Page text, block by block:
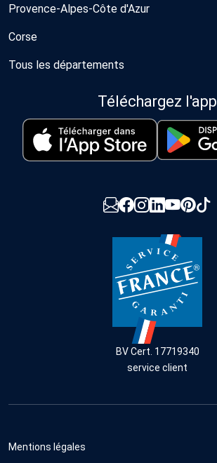
Provence-Alpes-Côte d'Azur
Corse
Tous les départements
Téléchargez l'app
BV Cert. 17719340
service client
Mentions légales